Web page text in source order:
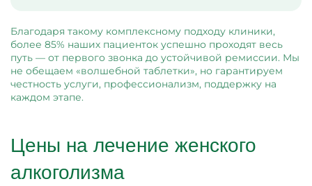
Благодаря такому комплексному подходу клиники,
более 85% наших пациенток успешно проходят весь
путь — от первого звонка до устойчивой ремиссии. Мы
не обещаем «волшебной таблетки», но гарантируем
честность услуги, профессионализм, поддержку на
каждом этапе.
Цены на лечение женского
алкоголизма